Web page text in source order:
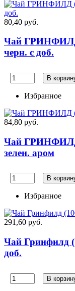
80,40 руб.
Чай ГРИНФИЛД
черн. с доб.
В
Избранное
84,80 руб.
Чай
зелен. аром
В
Избранное
291,60 руб.
Чай Гринфилд
доб.
В